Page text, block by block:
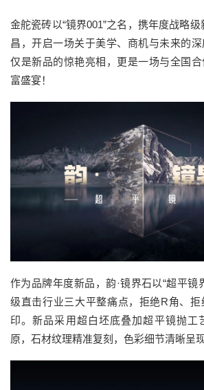
金舵瓷砖以“镜界001”之名，携年度战略
昌，开启一场关于美学、商机与未来的
仅是新品的惊艳亮相，更是一场与全国
富盛宴！
作为品牌年度新品，韵·镜界石以“超平镜
级直击行业三大平整痛点，拒绝R角、
印。新品采用超白坯底叠加超平镜抛工
原，石材纹理精准复刻，色彩细节清晰呈现